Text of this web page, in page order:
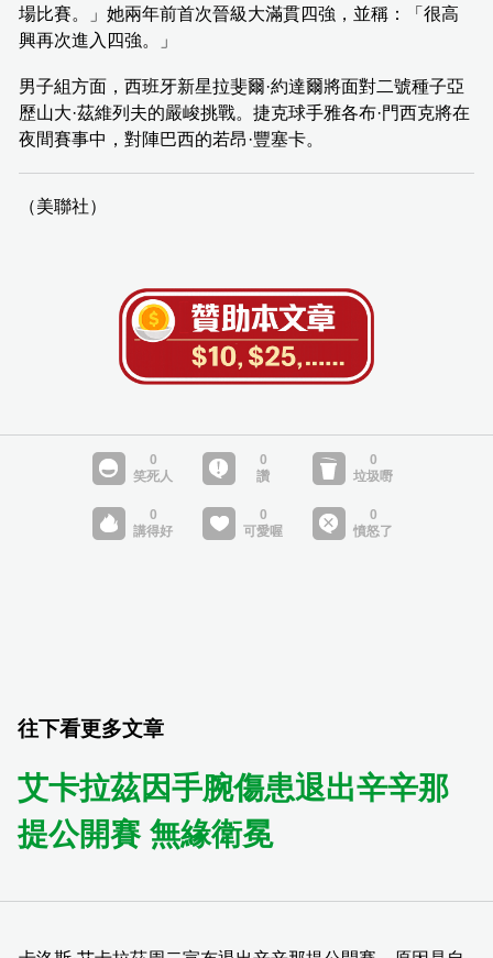
場比賽。」她兩年前首次晉級大滿貫四強，並稱：「很高
興再次進入四強。」
男子組方面，西班牙新星拉斐爾·約達爾將面對二號種子亞
歷山大·茲維列夫的嚴峻挑戰。捷克球手雅各布·門西克將在
夜間賽事中，對陣巴西的若昂·豐塞卡。
（美聯社）
往下看更多文章
艾卡拉茲因手腕傷患退出辛辛那
提公開賽 無緣衛冕